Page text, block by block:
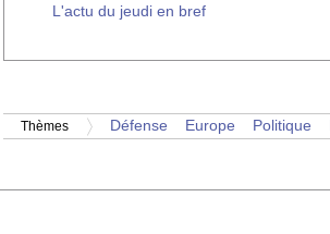
L'actu du jeudi en bref
Thèmes Défense Europe Politique